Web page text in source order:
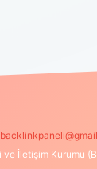
İletişim Kurumu